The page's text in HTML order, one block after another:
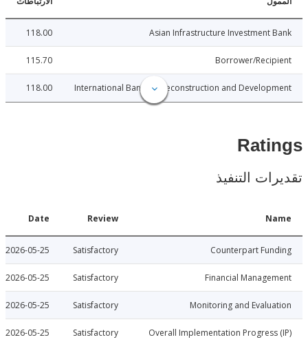
Asian Infrastructure Investment
Borrower/
International Bank for Reconstruction and
118.00
التنفيذ
Counterpart
Satisfactory
2026-05-25
Financial
Satisfactory
2026-05-25
Monitoring and
Satisfactory
2026-05-25
Overall Implementation
Satisfactory
2026-05-25